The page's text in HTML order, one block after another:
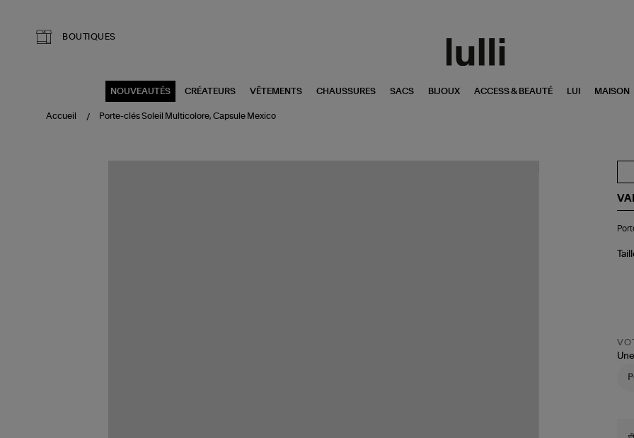
BOUTIQUES
NOUVEAUTÉS CRÉATEURS VÊTEMENTS CHAUSSURES SACS BIJOUX ACCESS & BEAUTÉ LUI MAISON
Accueil Porte-clés Soleil Multicolore, Capsule Mexico